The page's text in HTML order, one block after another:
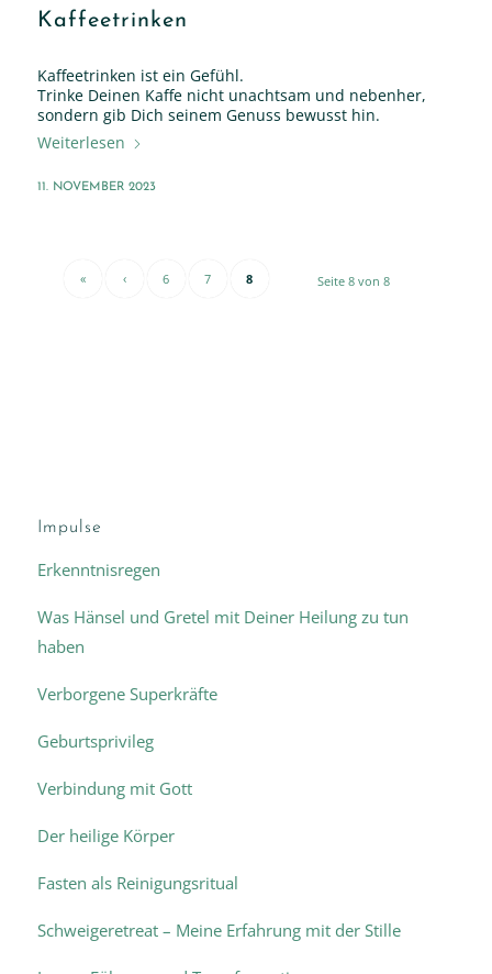
Kaffeetrinken
Kaffeetrinken ist ein Gefühl.
Trinke Deinen Kaffe nicht unachtsam und nebenher,
sondern gib Dich seinem Genuss bewusst hin.
Weiterlesen
11. NOVEMBER 2023
Seite 8 von 8
« ‹ 6 7 8
Impulse
Erkenntnisregen
Was Hänsel und Gretel mit Deiner Heilung zu tun
haben
Verborgene Superkräfte
Geburtsprivileg
Verbindung mit Gott
Der heilige Körper
Fasten als Reinigungsritual
Schweigeretreat – Meine Erfahrung mit der Stille